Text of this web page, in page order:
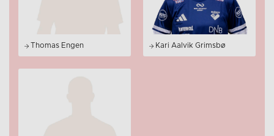
Thomas Engen Kari Aalvik Grimsbø